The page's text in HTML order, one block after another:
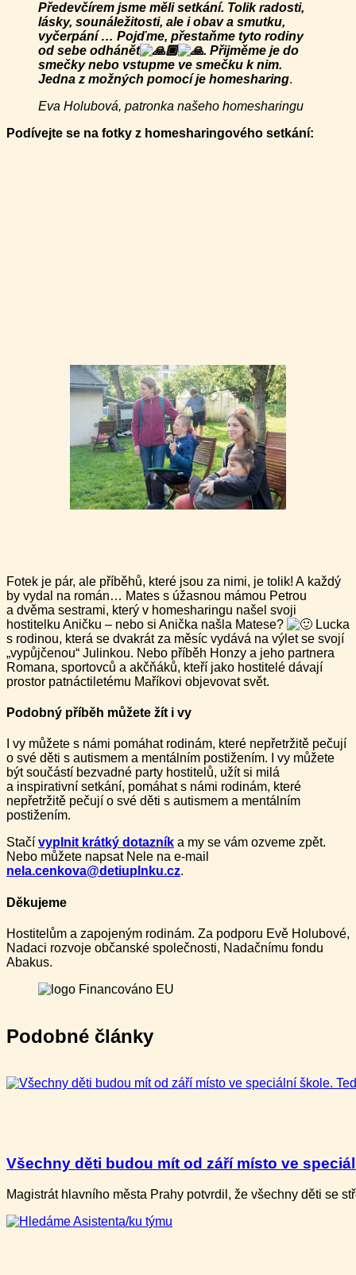
Předevčírem jsme měli setkání. Tolik radosti,
lásky, sounáležitosti, ale i obav a smutku,
vyčerpání … Pojďme, přestaňme tyto rodiny
od sebe odhánět
. Přijměme je do
smečky nebo vstupme ve smečku k nim.
Jedna z možných pomocí je homesharing.
Eva Holubová, patronka našeho homesharingu
Podívejte se na fotky z homesharingového setkání:
Fotek je pár, ale příběhů, které jsou za nimi, je tolik! A každý
by vydal na román… Mates s úžasnou mámou Petrou
a dvěma sestrami, který v homesharingu našel svoji
hostitelku Aničku – nebo si Anička našla Matese?
Lucka
s rodinou, která se dvakrát za měsíc vydává na výlet se svojí
„vypůjčenou“ Julinkou. Nebo příběh Honzy a jeho partnera
Romana, sportovců a akčňáků, kteří jako hostitelé dávají
prostor patnáctiletému Maříkovi objevovat svět.
Podobný příběh můžete žít i vy
I vy můžete s námi pomáhat rodinám, které nepřetržitě pečují
o své děti s autismem a mentálním postižením. I vy můžete
být součástí bezvadné party hostitelů, užít si milá
a inspirativní setkání, pomáhat s námi rodinám, které
nepřetržitě pečují o své děti s autismem a mentálním
postižením.
Stačí vyplnit krátký dotazník a my se vám ozveme zpět.
Nebo můžete napsat Nele na e-mail
nela.cenkova@detiuplnku.cz.
Děkujeme
Hostitelům a zapojeným rodinám. Za podporu Evě Holubové,
Nadaci rozvoje občanské společnosti, Nadačnímu fondu
Abakus.
Podobné články
Všechny děti budou mít od září místo ve
Magistrát hlavního města Prahy potvrdil, že všechny děti​ se